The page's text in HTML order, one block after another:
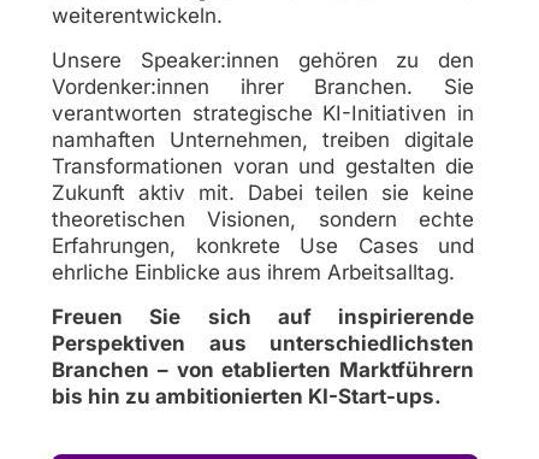
weiterentwickeln.
Unsere Speaker:innen gehören zu den
Vordenker:innen ihrer Branchen. Sie
verantworten strategische KI-Initiativen in
namhaften Unternehmen, treiben digitale
Transformationen voran und gestalten die
Zukunft aktiv mit. Dabei teilen sie keine
theoretischen Visionen, sondern echte
Erfahrungen, konkrete Use Cases und
ehrliche Einblicke aus ihrem Arbeitsalltag.
Freuen Sie sich auf inspirierende
Perspektiven aus unterschiedlichsten
Branchen – von etablierten Marktführern
bis hin zu ambitionierten KI-Start-ups.